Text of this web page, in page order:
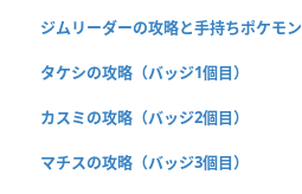
ジムリーダーの攻略と手持ちポケモン
タケシの攻略（バッジ1個目）
カスミの攻略（バッジ2個目）
マチスの攻略（バッジ3個目）